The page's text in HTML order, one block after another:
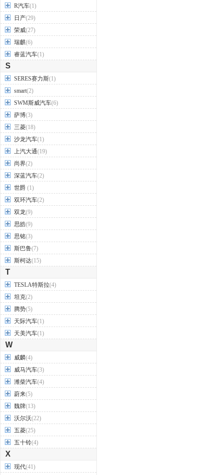
R汽车(1)
日产(29)
荣威(27)
瑞麒(6)
睿蓝汽车(1)
S
SERES赛力斯(1)
smart(2)
SWM斯威汽车(6)
萨博(3)
三菱(18)
沙龙汽车(1)
上汽大通(19)
尚界(2)
深蓝汽车(2)
世爵 (1)
双环汽车(2)
双龙(9)
思皓(9)
思铭(3)
斯巴鲁(7)
斯柯达(15)
T
TESLA特斯拉(4)
坦克(2)
腾势(5)
天际汽车(1)
天美汽车(1)
W
威麟(4)
威马汽车(3)
潍柴汽车(4)
蔚来(5)
魏牌(13)
沃尔沃(22)
五菱(25)
五十铃(4)
X
现代(41)